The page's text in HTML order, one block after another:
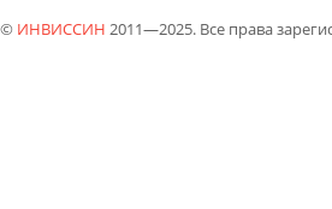
© ИНВИССИН 2011—2025. Все права